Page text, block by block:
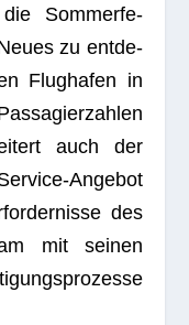
die Som­mer­fe­
zu ent­de­
Flug­ha­fen in
auch der
Ange­bot
des
mit sei­nen